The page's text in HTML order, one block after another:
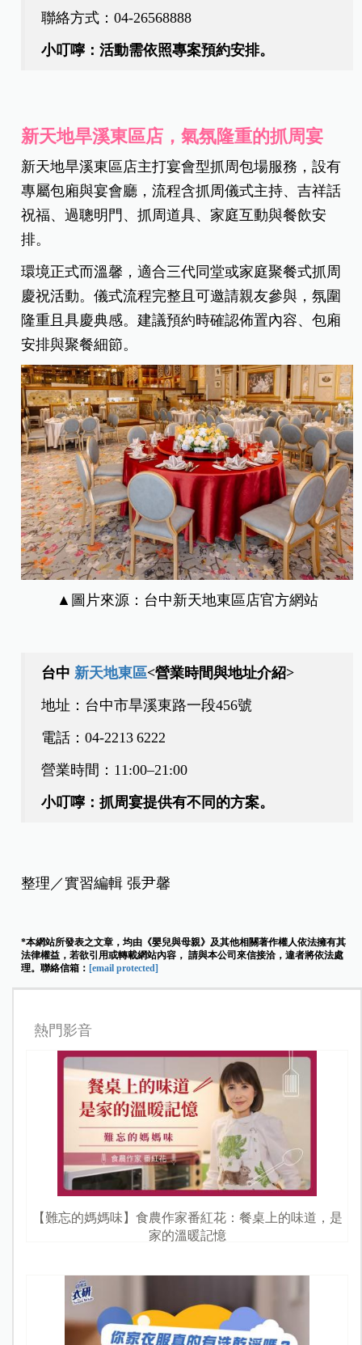
聯絡方式：04-26568888
小叮嚀：活動需依照專案預約安排。
新天地旱溪東區店，氣氛隆重的抓周宴
新天地旱溪東區店主打宴會型抓周包場服務，設有
專屬包廂與宴會廳，流程含抓周儀式主持、吉祥話
祝福、過聰明門、抓周道具、家庭互動與餐飲安
排。
環境正式而溫馨，適合三代同堂或家庭聚餐式抓周
慶祝活動。儀式流程完整且可邀請親友參與，氛圍
隆重且具慶典感。建議預約時確認佈置內容、包廂
安排與聚餐細節。
▲圖片來源：台中新天地東區店官方網站
台中 新天地東區<營業時間與地址介紹>
地址：台中市旱溪東路一段456號
電話：04‑2213 6222
營業時間：11:00–21:00
小叮嚀：抓周宴提供有不同的方案。
整理／實習編輯 張尹馨
*本網站所發表之文章，均由《嬰兒與母親》及其他相關著作權人依法擁有其
法律權益，若欲引用或轉載網站內容， 請與本公司來信接洽，違者將依法處
理。聯絡信箱： [email protected]
熱門影音
【難忘的媽媽味】食農作家番紅花：餐桌上的味道，是
家的溫暖記憶